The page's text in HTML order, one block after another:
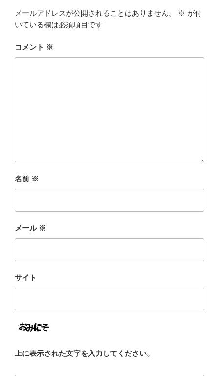
メールアドレスが公開されることはありません。 ※ が付
いている欄は必須項目です
コメント ※
名前 ※
メール ※
サイト
上に表示された文字を入力してください。